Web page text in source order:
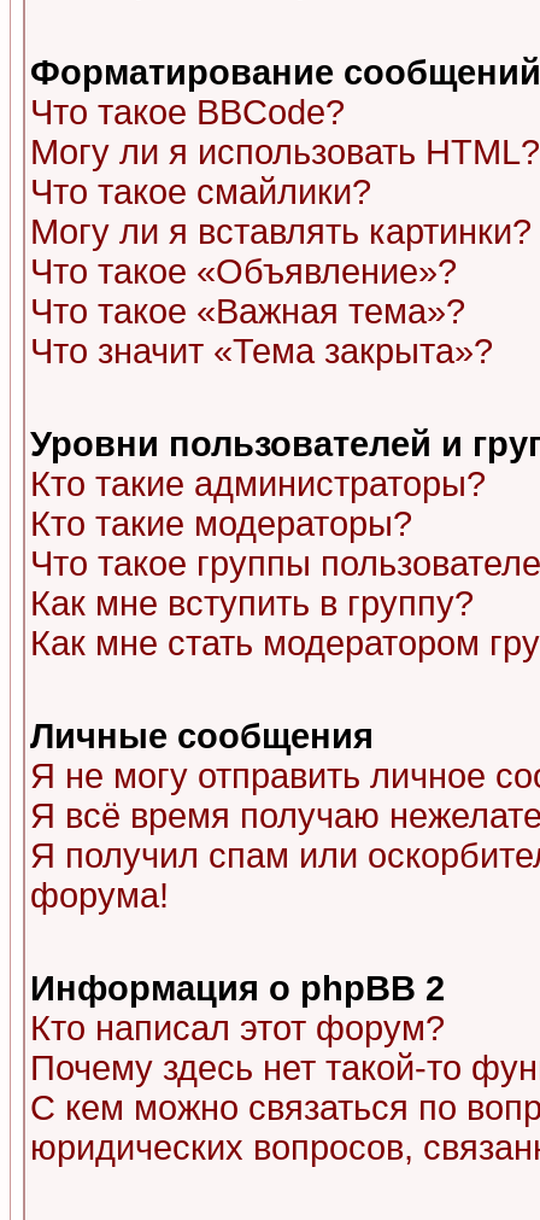
Форматирование
Что такое BBCode?
Могу ли я использовать HTML?
Что такое смайлики?
Могу ли я вставлять картинки?
Что такое «Объявление»?
Что такое «Важная тема»?
Что значит «Тема закрыта»?
Уровни пользователей и
Кто такие администраторы?
Кто такие модераторы?
Что такое группы
Как мне вступить в группу?
Как мне стать модератором
Личные сообщения
Я не могу отправить личное
Я всё время получаю
Я получил спам или
форума!
Информация о phpBB 2
Кто написал этот форум?
Почему здесь нет такой-то
С кем можно связаться по
юридических вопросов,